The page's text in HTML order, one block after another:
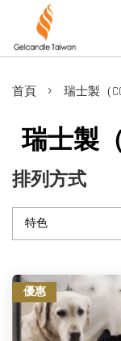
首頁 › 瑞士製（
瑞士製（
排列方式
優惠